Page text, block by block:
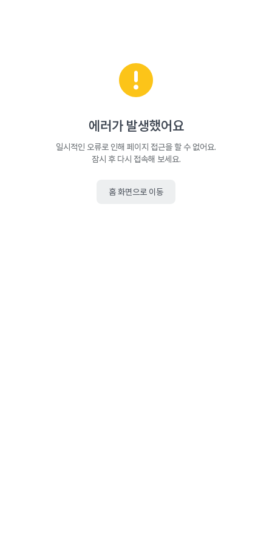
에러가 발생했어요
일시적인 오류로 인해 페이지 접근을 할 수 없어요.
잠시 후 다시 접속해 보세요.
홈 화면으로 이동